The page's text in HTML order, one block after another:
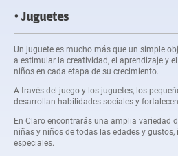
Juguetes
Un juguete es mucho más que un simple
a estimular la creatividad, el aprendizaje y
niños en cada etapa de su crecimiento.
A través del juego y los juguetes, los
desarrollan habilidades sociales y
En Claro encontrarás una amplia variedad
niñas y niños de todas las edades y gustos,
especiales.